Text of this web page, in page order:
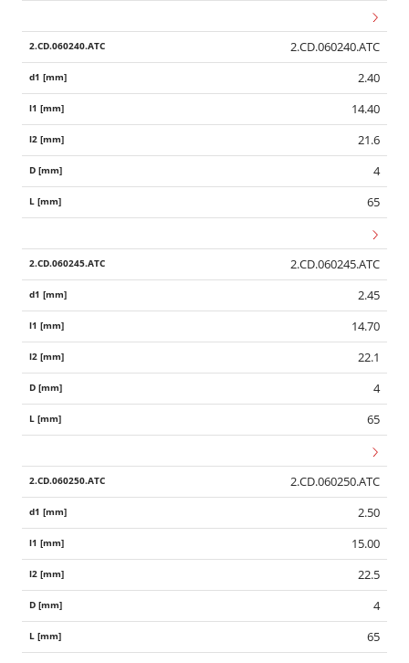
2.CD.060240.ATC
2.40
14.40
21.6
4
65
2.CD.060245.ATC
2.45
14.70
22.1
4
65
2.CD.060250.ATC
2.50
15.00
22.5
4
65